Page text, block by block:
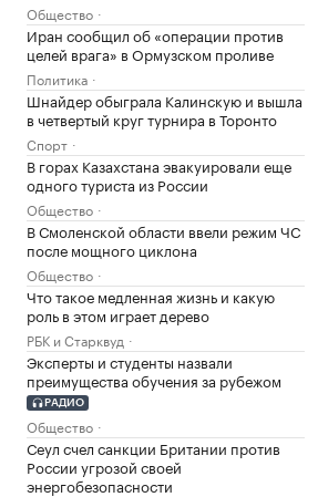
Общество
Иран сообщил об «операции против
целей врага» в Ормузском проливе
Политика
Шнайдер обыграла Калинскую и вышла
в четвертый круг турнира в Торонто
Спорт
В горах Казахстана эвакуировали еще
одного туриста из России
Общество
В Смоленской области ввели режим ЧС
после мощного циклона
Общество
Что такое медленная жизнь и какую
роль в этом играет дерево
РБК и Старквуд
Эксперты и студенты назвали
преимущества обучения за рубежом
РАДИО
Общество
Сеул счел санкции Британии против
России угрозой своей
энергобезопасности